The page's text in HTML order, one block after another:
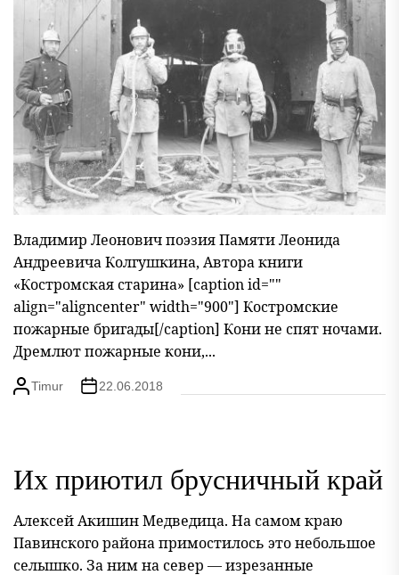
Владимир Леонович поэзия Памяти Леонида
Андреевича Колгушкина, Автора книги
«Костромская старина» [caption id=""
align="aligncenter" width="900"] Костромские
пожарные бригады[/caption] Кони не спят ночами.
Дремлют пожарные кони,...
Timur 22.06.2018
Их приютил брусничный край
Алексей Акишин Медведица. На самом краю
Павинского района примостилось это небольшое
селышко. За ним на север — изрезанные